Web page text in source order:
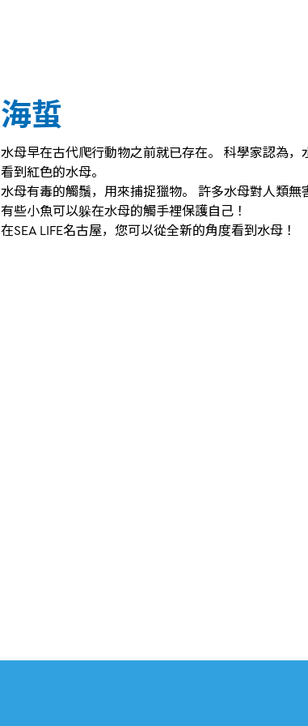
海蜇
水母早在古代爬行動物之前就已存在。 科學家認為
看到紅色的水母。
水母有毒的觸鬚，用來捕捉獵物。 許多水母對人類無
有些小魚可以躲在水母的觸手裡保護自己！
在SEA LIFE名古屋，您可以從全新的角度看到水母！